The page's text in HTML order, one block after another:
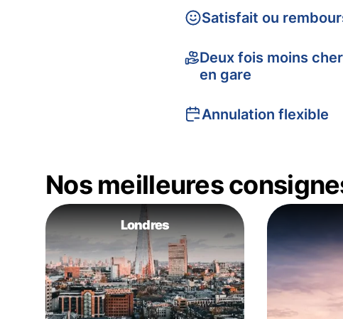
Satisfait ou
Deux fois moins
en gare
Annulation flexible
Nos meilleures
Londres